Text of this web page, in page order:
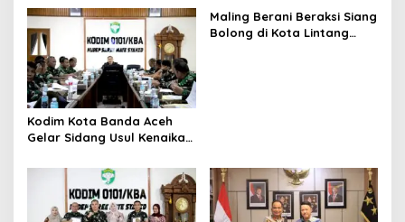
Kebersamaan
Keberkahan Bagi Aceh
Kodim Kota Banda Aceh
Gelar Sidang Usul Kenaikan
Tamtama Periode 1 April
Maling Berani Beraksi Siang
Bolong di Kota Lintang